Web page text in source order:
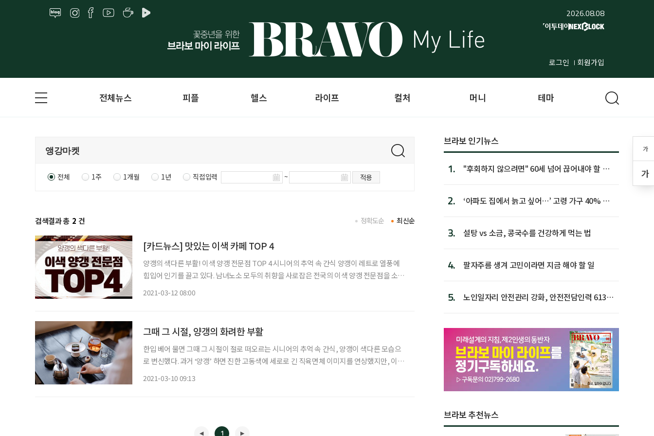
2026.08.08
로그인 회원가입
가
가
전체뉴스 피플 헬스 라이프 컬처 머니 테마
전체 1주 1개월 1년 직접입력 ~ 적용
검색결과 총 2 건 최신순
정확도순
[카드뉴스] 맛있는 이색 카페 TOP 4
양갱의 색다른 부활! 이색 양갱 전문점 TOP 4 시니어의 추억 속 간식 양갱이 레트로 열풍에
힘입어 인기를 끌고 있다. 남녀노소 모두의 취향을 사로잡은 전국의 이색 양갱 전문점을 소개
2021-03-12 08:00
그때 그 시절, 양갱의 화려한 부활
한입 베어 물면 그때 그 시절이 절로 떠오르는 시니어의 추억 속 간식, 양갱이 색다른 모습으
로 변신했다. 과거 ‘양갱’ 하면 진한 고동색에 세로로 긴 직육면체 이미지를 연상했지만, 이제
2021-03-10 09:13
1
브라보 인기뉴스
1.
"후회하지 않으려면" 60세 넘어 끊어내야 할 사
2.
‘아파도 집에서 늙고 싶어…’ 고령 가구 40% 노
3. 설탕 vs 소금, 콩국수를 건강하게 먹는 법
4. 팔자주름 생겨 고민이라면 지금 해야 할 일
5.
노인일자리 안전관리 강화, 안전전담인력 613명
브라보 추천뉴스